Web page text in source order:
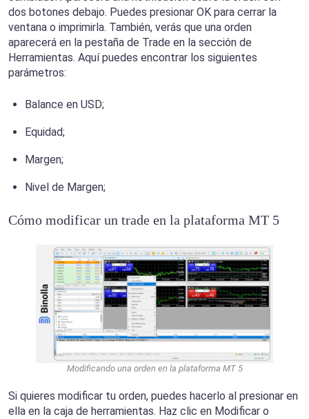
dos botones debajo. Puedes presionar OK para cerrar la
ventana o imprimirla. También, verás que una orden
aparecerá en la pestaña de Trade en la sección de
Herramientas. Aquí puedes encontrar los siguientes
parámetros:
Balance en USD;
Equidad;
Margen;
Nivel de Margen;
Cómo modificar un trade en la plataforma MT 5
Modificando una orden en la plataforma MT 5
Si quieres modificar tu orden, puedes hacerlo al presionar en
ella en la caja de herramientas. Haz clic en Modificar o